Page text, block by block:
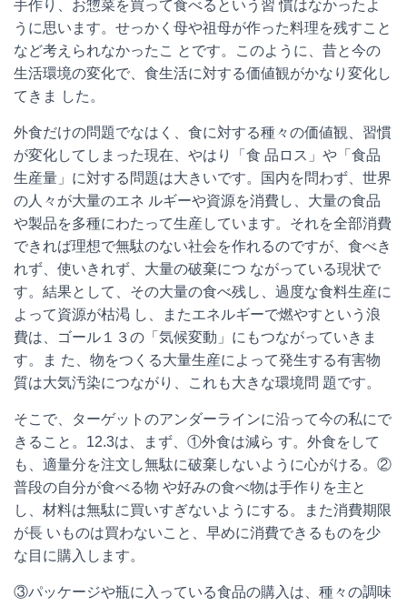
手作り、お惣菜を買って食べるという習 慣はなかったよ
うに思います。せっかく母や祖母が作った料理を残すこと
など考えられなかったこ とです。このように、昔と今の
生活環境の変化で、食生活に対する価値観がかなり変化し
てきま した。
外食だけの問題でなはく、食に対する種々の価値観、習慣
が変化してしまった現在、やはり「食 品ロス」や「食品
生産量」に対する問題は大きいです。国内を問わず、世界
の人々が大量のエネ ルギーや資源を消費し、大量の食品
や製品を多種にわたって生産しています。それを全部消費
できれば理想で無駄のない社会を作れるのですが、食べき
れず、使いきれず、大量の破棄につ ながっている現状で
す。結果として、その大量の食べ残し、過度な食料生産に
よって資源が枯渇 し、またエネルギーで燃やすという浪
費は、ゴール１３の「気候変動」にもつながっていきま
す。ま た、物をつくる大量生産によって発生する有害物
質は大気汚染につながり、これも大きな環境問 題です。
そこで、ターゲットのアンダーラインに沿って今の私にで
きること。 12.3は、まず、①外食は減ら す。外食をして
も、適量分を注文し無駄に破棄しないように心がける。②
普段の自分が食べる物 や好みの食べ物は手作りを主と
し、材料は無駄に買いすぎないようにする。また消費期限
が長 いものは買わないこと、早めに消費できるものを少
な目に購入します。
③パッケージや瓶に入っている食品の購入は、種々の調味